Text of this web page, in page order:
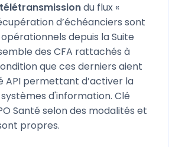
télétransmissiondu flux «
d’échéanciers sont
depuis la Suite
des CFA rattachés à
que ces derniers aient
API permettant d’activer la
d'information. Clé
Santé selon des modalités et
propres.